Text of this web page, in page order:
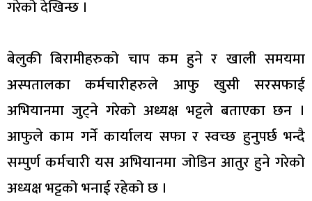
गरेको देखिन्छ ।
बेलुकी बिरामीहरुको चाप कम हुने र खाली समयमा
अस्पतालका कर्मचारीहरुले आफु खुसी सरसफाई
अभियानमा जुट्ने गरेको अध्यक्ष भट्टले बताएका छन ।
आफुले काम गर्ने कार्यालय सफा र स्वच्छ हुनुपर्छ भन्दै
सम्पुर्ण कर्मचारी यस अभियानमा जोडिन आतुर हुने गरेको
अध्यक्ष भट्टको भनाई रहेको छ ।